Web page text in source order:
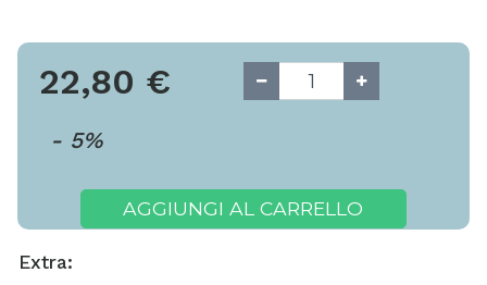
22,80 €
- 5%
AGGIUNGI AL CARRELLO
Extra: